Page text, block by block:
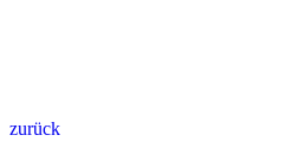
zurück